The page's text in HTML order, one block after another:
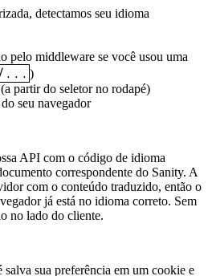
detectamos seu idioma
pelo middleware se você usou uma
... )
partir do seletor no rodapé)
seu navegador
API com o código de idioma
correspondente do Sanity. A
com o conteúdo traduzido, então o
já está no idioma correto. Sem
no lado do cliente.
salva sua preferência em um cookie e